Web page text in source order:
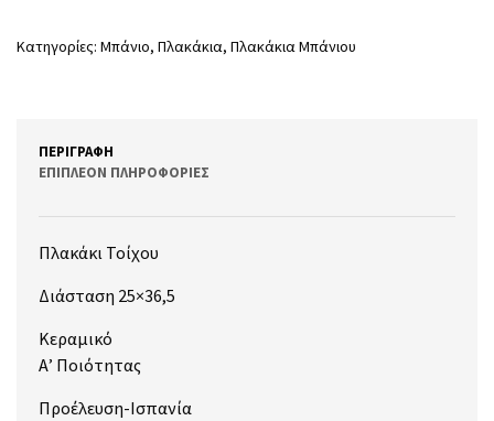
Κατηγορίες: Μπάνιο, Πλακάκια, Πλακάκια Μπάνιου
ΠΕΡΙΓΡΑΦΉ
ΕΠΙΠΛΈΟΝ ΠΛΗΡΟΦΟΡΊΕΣ
Πλακάκι Τοίχου
Διάσταση 25×36,5
Κεραμικό
Α’ Ποιότητας
Προέλευση-Ισπανία